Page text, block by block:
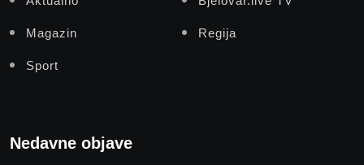
Magazin Regija
Sport
Nedavne objave